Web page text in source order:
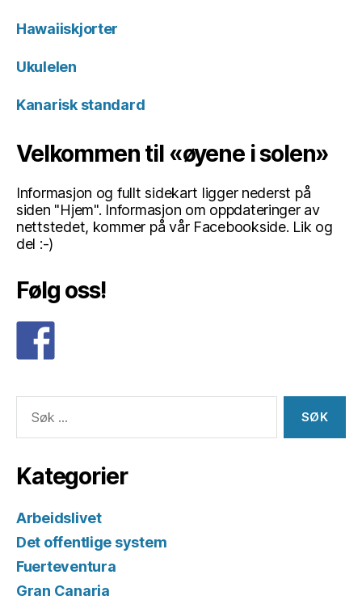
Hawaiiskjorter
Ukulelen
Kanarisk standard
Velkommen til «øyene i solen»
Informasjon og fullt sidekart ligger nederst på
siden "Hjem". Informasjon om oppdateringer av
nettstedet, kommer på vår Facebookside. Lik og
del :-)
Følg oss!
etter:
Kategorier
Arbeidslivet
Det offentlige system
Fuerteventura
Gran Canaria